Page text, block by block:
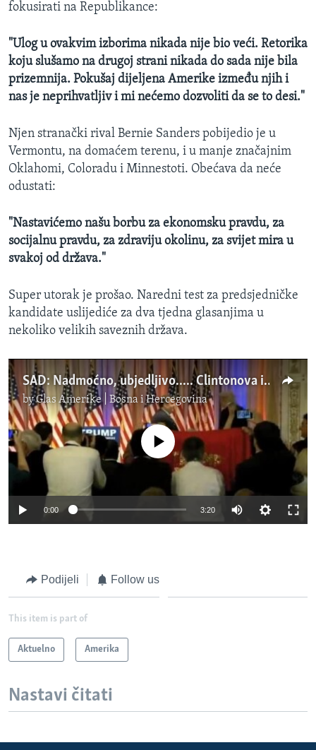
fokusirati na Republikance:
"Ulog u ovakvim izborima nikada nije bio veći. Retorika
koju slušamo na drugoj strani nikada do sada nije bila
prizemnija. Pokušaj dijeljena Amerike između njih i
nas je neprihvatljiv i mi nećemo dozvoliti da se to desi."
Njen stranački rival Bernie Sanders pobijedio je u
Vermontu, na domaćem terenu, i u manje značajnim
Oklahomi, Coloradu i Minnestoti. Obećava da neće
odustati:
"Nastavićemo našu borbu za ekonomsku pravdu, za
socijalnu pravdu, za zdraviju okolinu, za svijet mira u
svakoj od država."
Super utorak je prošao. Naredni test za predsjedničke
kandidate uslijediće za dva tjedna glasanjima u
nekoliko velikih saveznih država.
SAD: Nadmoćno, ubjedljivo..... Clintonova i Trump
byGlas Amerike | Bosna i Hercegovina
No media source currently available
0:00 3:20
Podijeli Follow us
This item is part of
Aktuelno Amerika
Nastavi čitati